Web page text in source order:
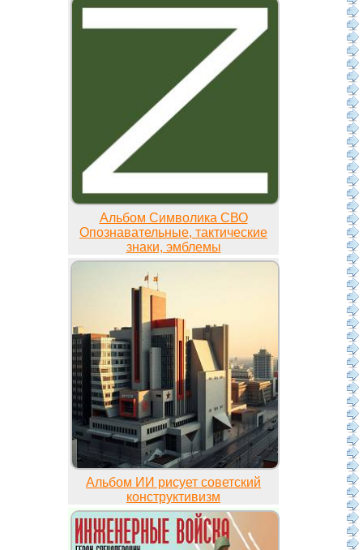
Альбом Символика СВО
Опознавательные, тактические
знаки, эмблемы
Альбом ИИ рисует советский
конструктивизм